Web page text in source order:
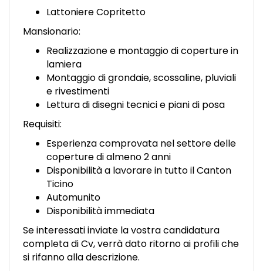
IT
DE
ES
PT
Lattoniere Copritetto
Mansionario:
Realizzazione e montaggio di coperture in
lamiera
Montaggio di grondaie, scossaline, pluviali
e rivestimenti
Lettura di disegni tecnici e piani di posa
Requisiti:
Esperienza comprovata nel settore delle
coperture di almeno 2 anni
Disponibilità a lavorare in tutto il Canton
Ticino
Automunito
Disponibilità immediata
Se interessati inviate la vostra candidatura
completa di Cv, verrà dato ritorno ai profili che
si rifanno alla descrizione.